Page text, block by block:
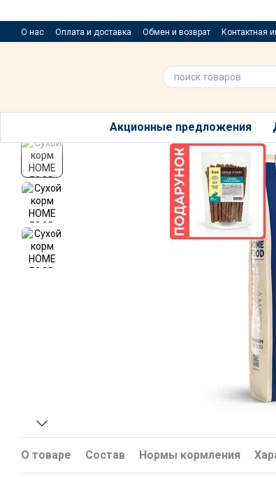
О нас Оплата и доставка Обмен и возврат Контактная
Акционные предложения
О товаре Состав Нормы кормления